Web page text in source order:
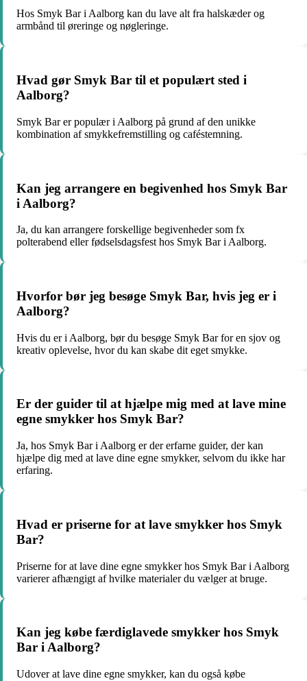
Hos Smyk Bar i Aalborg kan du lave alt fra halskæder og
armbånd til øreringe og nøgleringe.
Hvad gør Smyk Bar til et populært sted i
Aalborg?
Smyk Bar er populær i Aalborg på grund af den unikke
kombination af smykkefremstilling og caféstemning.
Kan jeg arrangere en begivenhed hos Smyk Bar
i Aalborg?
Ja, du kan arrangere forskellige begivenheder som fx
polterabend eller fødselsdagsfest hos Smyk Bar i Aalborg.
Hvorfor bør jeg besøge Smyk Bar, hvis jeg er i
Aalborg?
Hvis du er i Aalborg, bør du besøge Smyk Bar for en sjov og
kreativ oplevelse, hvor du kan skabe dit eget smykke.
Er der guider til at hjælpe mig med at lave mine
egne smykker hos Smyk Bar?
Ja, hos Smyk Bar i Aalborg er der erfarne guider, der kan
hjælpe dig med at lave dine egne smykker, selvom du ikke har
erfaring.
Hvad er priserne for at lave smykker hos Smyk
Bar?
Priserne for at lave dine egne smykker hos Smyk Bar i Aalborg
varierer afhængigt af hvilke materialer du vælger at bruge.
Kan jeg købe færdiglavede smykker hos Smyk
Bar i Aalborg?
Udover at lave dine egne smykker, kan du også købe